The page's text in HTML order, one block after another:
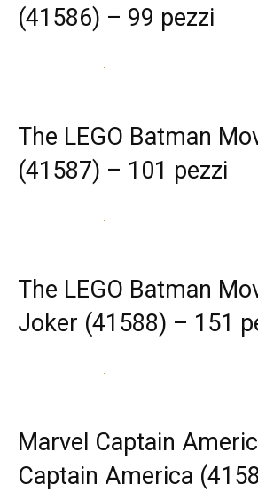
(41586) – 99 pezzi
The LEGO Batman
(41587) – 101 pezzi
The LEGO Batman
Joker (41588) – 151
Marvel Captain
Captain America